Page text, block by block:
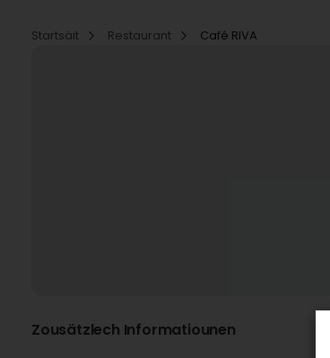
Startsäit
Restaurant Café RIVA
Zousätzlech Informatiounen